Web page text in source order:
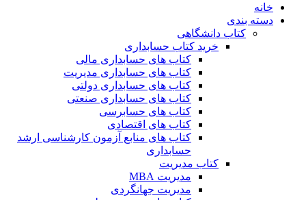
خانه
دسته بندی
کتاب دانشگاهی
خرید کتاب حسابداری
کتاب های حسابداری مالی
کتاب های حسابداری مدیریت
کتاب های حسابداری دولتی
کتاب های حسابداری صنعتی
کتاب های حسابرسی
کتاب های اقتصادی
کتاب های منابع آزمون کارشناسی ارشد
حسابداری
کتاب مدیریت
مدیریت MBA
مدیریت جهانگردی